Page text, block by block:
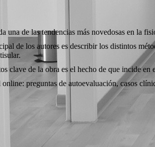
una de las tendencias más novedosas en la
de los autores es describir los distintos
clave de la obra es el hecho de que incide
preguntas de autoevaluación, casos